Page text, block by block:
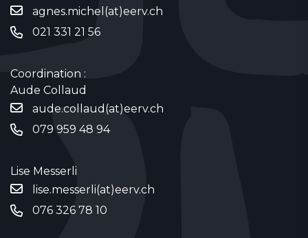
agnes.michel(at)eerv.ch
021 331 21 56
Coordination :
Aude Collaud
aude.collaud(at)eerv.ch
079 959 48 94
Lise Messerli
lise.messerli(at)eerv.ch
076 326 78 10